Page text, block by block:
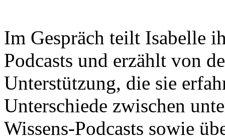
Im Gespräch teilt Isabelle
Podcasts und erzählt von
Unterstützung, die sie
Unterschiede zwischen
Wissens-Podcasts sowie